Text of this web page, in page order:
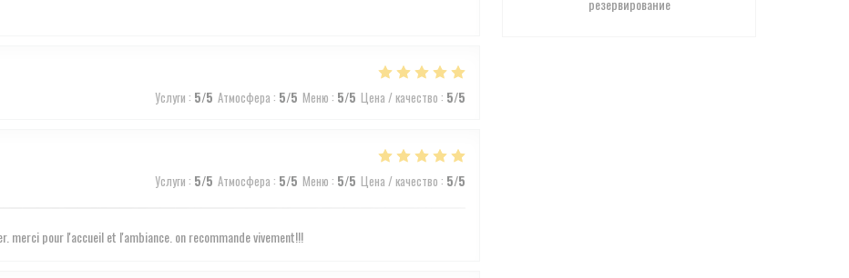
Услуги : 5/5 Атмосфера : 5/5 Меню : 5/5 Цена / качество : 5/5
Услуги : 5/5 Атмосфера : 5/5 Меню : 5/5 Цена / качество : 5/5
pour l'accueil et l'ambiance. on recommande vivement!!!
резервирование